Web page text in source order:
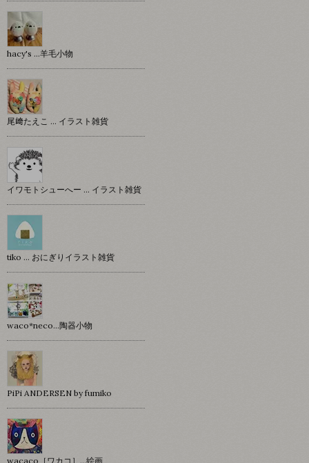
hacy's …羊毛小物
尾﨑たえこ … イラスト雑貨
イワモトシューへー … イラスト雑貨
tiko … おにぎりイラスト雑貨
waco*neco...陶器小物
PiPi ANDERSEN by fumiko
wacaco［ワカコ］…絵画